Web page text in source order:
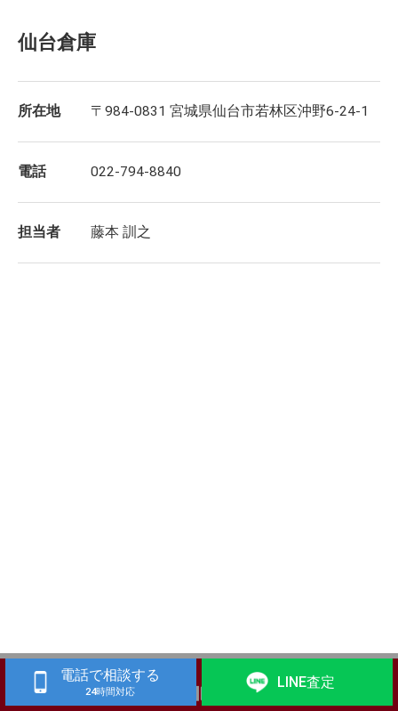
仙台倉庫
所在地 〒984-0831 宮城県仙台市若林区沖野6-24-1
電話 022-794-8840
担当者 藤本 訓之
電話で相談する
24時間対応
LINE査定